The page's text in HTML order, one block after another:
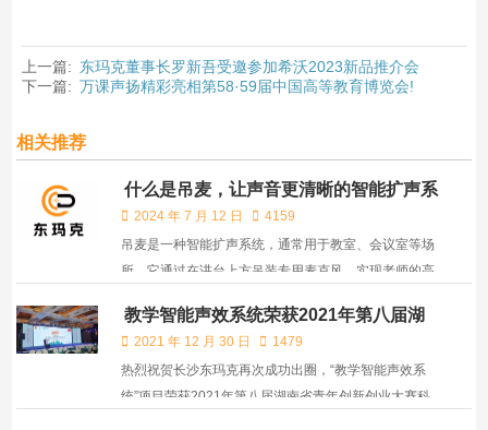
上一篇: 东玛克董事长罗新吾受邀参加希沃2023新品推介会
下一篇: 万课声扬精彩亮相第58·59届中国高等教育博览会!
相关推荐
什么是吊麦，让声音更清晰的智能扩声系
统2024 年 7 月 12 日
4159
吊麦是一种智能扩声系统，通常用于教室、会议室等场
所。它通过在讲台上方吊装专用麦克风，实现老师的高
生区产生的杂音影响扩声效果。
教学智能声效系统荣获2021年第八届湖
南省青年创新创业大赛科技创新三等奖
2021 年 12 月 30 日
1479
热烈祝贺长沙东玛克再次成功出圈，“教学智能声效系
统”项目荣获2021年第八届湖南省青年创新创业大赛科